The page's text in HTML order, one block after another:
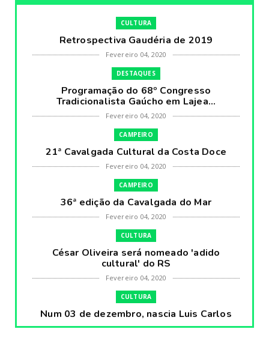
CULTURA
Retrospectiva Gaudéria de 2019
Fevereiro 04, 2020
DESTAQUES
Programação do 68º Congresso
Tradicionalista Gaúcho em Lajea...
Fevereiro 04, 2020
CAMPEIRO
21ª Cavalgada Cultural da Costa Doce
Fevereiro 04, 2020
CAMPEIRO
36ª edição da Cavalgada do Mar
Fevereiro 04, 2020
CULTURA
César Oliveira será nomeado 'adido
cultural' do RS
Fevereiro 04, 2020
CULTURA
Num 03 de dezembro, nascia Luis Carlos
Prestes, o Cavaleiro ...